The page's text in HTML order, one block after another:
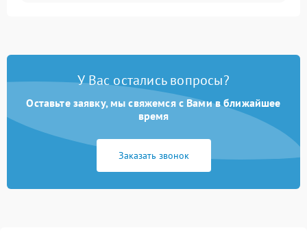
Постоянные сбои в работе 1500 ₽ Подробнее →
У Вас остались вопросы?
Оставьте заявку, мы свяжемся с Вами в ближайшее
время
Заказать звонок